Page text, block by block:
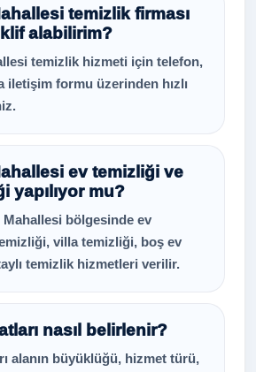
temizlik firması
alabilirim?
temizlik hizmeti için telefon,
iletişim formu üzerinden hızlı
ev temizliği ve
yapılıyor mu?
Mahallesi bölgesinde ev
villa temizliği, boş ev
temizlik hizmetleri verilir.
nasıl belirlenir?
alanın büyüklüğü, hizmet türü,